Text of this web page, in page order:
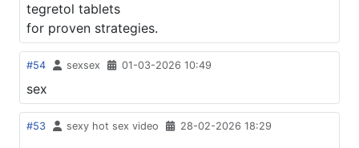
tegretol tablets
for proven strategies.
#54 sexsex 01-03-2026 10:49
sex
#53 sexy hot sex video 28-02-2026 18:29